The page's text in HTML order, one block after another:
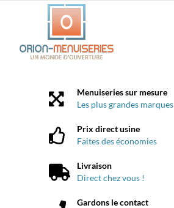
Menuiseries sur mesure
Les plus grandes marques
Prix direct usine
Faites des économies
Livraison
Direct chez vous !
Gardons le contact